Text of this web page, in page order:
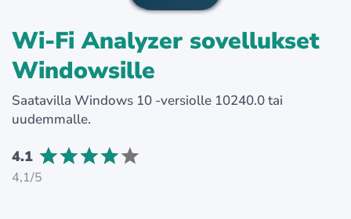
Wi-Fi Analyzer sovellukset
Windowsille
Saatavilla Windows 10 -versiolle 10240.0 tai
uudemmalle.
4.1
4,1/5